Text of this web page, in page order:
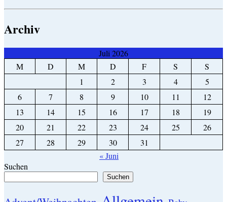
Archiv
Juli 2026
M
D M D F S
S
1
2 3 4
5
6
7 8 9 10 11
12
13
14 15 16 17 18
19
20
21 22 23 24 25
26
27
28 29 30
31
« Juni
Suchen
Suchen